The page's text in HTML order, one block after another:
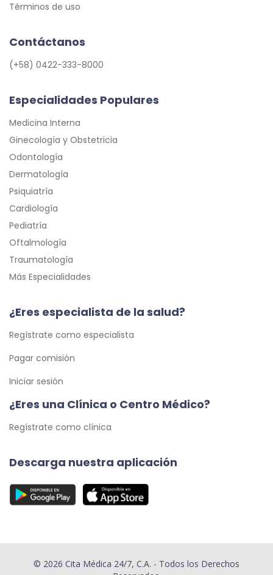
Términos de uso
Contáctanos
(+58) 0422-333-8000
Especialidades Populares
Medicina Interna
Ginecología y Obstetricia
Odontología
Dermatología
Psiquiatría
Cardiología
Pediatría
Oftalmología
Traumatología
Más Especialidades
¿Eres especialista de la salud?
Regístrate como especialista
Pagar comisión
Iniciar sesión
¿Eres una Clínica o Centro Médico?
Regístrate como clínica
Descarga nuestra aplicación
© 2026 Cita Médica 24/7, C.A. - Todos los Derechos